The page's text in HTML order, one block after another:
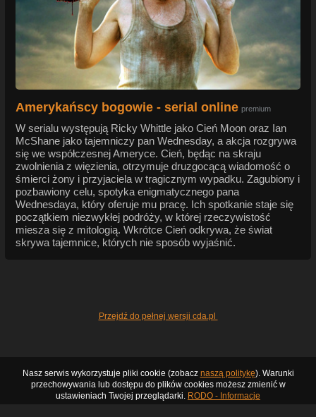
Amerykańscy bogowie - serial online premium
W serialu występują Ricky Whittle jako Cień Moon oraz Ian
McShane jako tajemniczy pan Wednesday, a akcja rozgrywa
się we współczesnej Ameryce. Cień, będąc na skraju
zwolnienia z więzienia, otrzymuje druzgocącą wiadomość o
śmierci żony i przyjaciela w tragicznym wypadku. Zagubiony i
pozbawiony celu, spotyka enigmatycznego pana
Wednesdaya, który oferuje mu pracę. Ich spotkanie staje się
początkiem niezwykłej podróży, w której rzeczywistość
miesza się z mitologią. Wkrótce Cień odkrywa, że świat
skrywa tajemnice, których nie sposób wyjaśnić.
Przejdź do pełnej wersji cda.pl
Nasz serwis wykorzystuje pliki cookie (zobacz naszą politykę). Warunki
przechowywania lub dostępu do plików cookies możesz zmienić w
ustawieniach Twojej przeglądarki. RODO - Informacje